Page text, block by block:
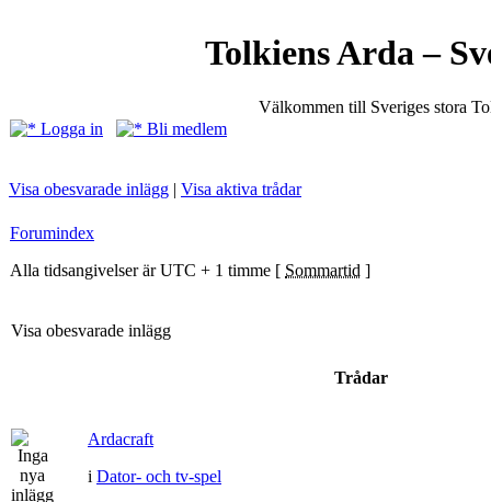
Tolkiens Arda –
Välkommen till Sveriges stora
Logga in
Bli medlem
Visa obesvarade inlägg | Visa aktiva trådar
Forumindex
Alla tidsangivelser är UTC + 1 timme [ Sommartid ]
Visa obesvarade inlägg
Trådar
Ardacraft
i Dator- och tv-spel